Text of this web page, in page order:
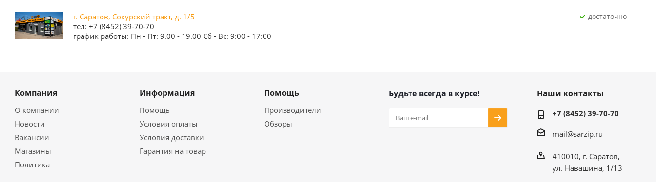
г. Саратов, Сокурский тракт, д. 1/5
тел: +7 (8452) 39-70-70
график работы: Пн - Пт: 9.00 - 19.00 Сб - Вс: 9:00 - 17:00
Достаточно
Компания
О компании
Новости
Вакансии
Магазины
Политика
Информация
Помощь
Условия оплаты
Условия доставки
Гарантия на товар
Помощь
Производители
Обзоры
Будьте всегда в курсе! Наши контакты
+7 (8452) 39-70-70
mail@sarzip.ru
410010, г. Саратов,
ул. Навашина, 1/13